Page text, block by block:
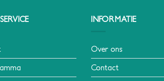
INFORMATIE
Over ons
Contact